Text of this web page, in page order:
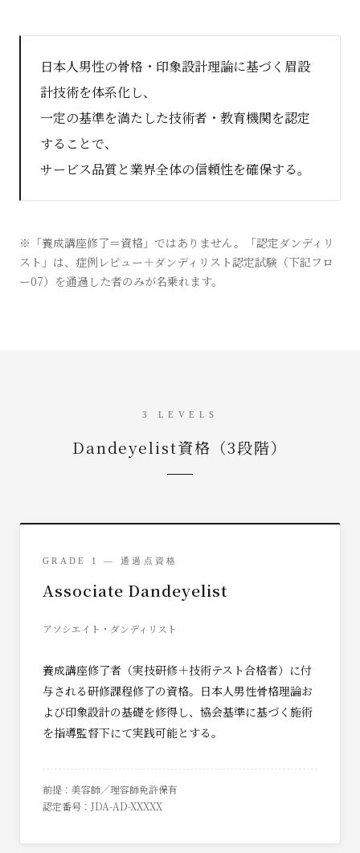
日本人男性の骨格・印象設計理論に基づく眉設
計技術を体系化し、
一定の基準を満たした技術者・教育機関を認定
することで、
サービス品質と業界全体の信頼性を確保する。
※「養成講座修了＝資格」ではありません。「認定ダンディリ
スト」は、症例レビュー＋ダンディリスト認定試験（下記フロ
ー07）を通過した者のみが名乗れます。
3 LEVELS
Dandeyelist資格（3段階）
GRADE 1 — 通過点資格
Associate Dandeyelist
アソシエイト・ダンディリスト
養成講座修了者（実技研修＋技術テスト合格者）に付
与される研修課程修了の資格。日本人男性骨格理論お
よび印象設計の基礎を修得し、協会基準に基づく施術
を指導監督下にて実践可能とする。
前提：美容師／理容師免許保有
認定番号：JDA-AD-XXXXX